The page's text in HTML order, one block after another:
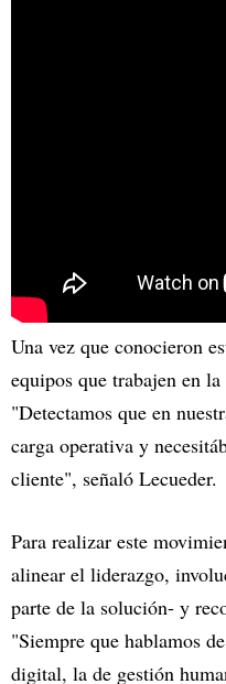
Una vez que conocieron
equipos que trabajen en
"Detectamos que en
carga operativa y
cliente", señaló Lecueder.
Para realizar este
alinear el liderazgo,
parte de la solución- y
"Siempre que hablamos
digital, la de gestión